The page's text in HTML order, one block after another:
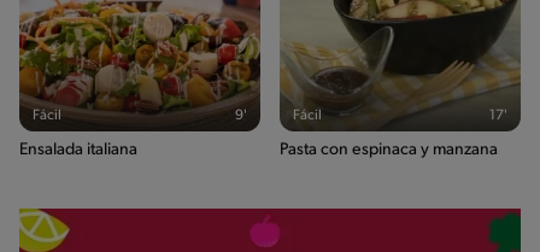
Fácil 9'
Ensalada italiana
Fácil 17'
Pasta con espinaca y manzana